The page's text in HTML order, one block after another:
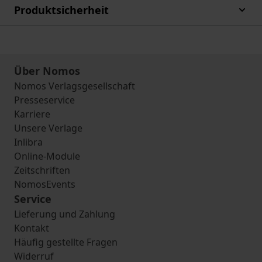
Produktsicherheit
Über Nomos
Nomos Verlagsgesellschaft
Presseservice
Karriere
Unsere Verlage
Inlibra
Online-Module
Zeitschriften
NomosEvents
Service
Lieferung und Zahlung
Kontakt
Häufig gestellte Fragen
Widerruf